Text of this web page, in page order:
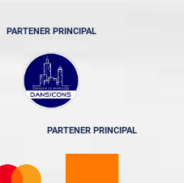
PARTENER PRINCIPAL
PARTENER PRINCIPAL